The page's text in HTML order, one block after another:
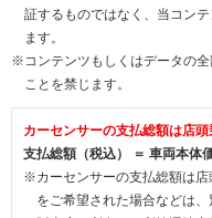
証するものではなく、当コン
ます。
※コンテンツもしくはデータの
ことを禁じます。
カーセンサーの支払総額は店
支払総額（税込） ＝ 車両本体
※カーセンサーの支払総額は
をご希望された場合などは